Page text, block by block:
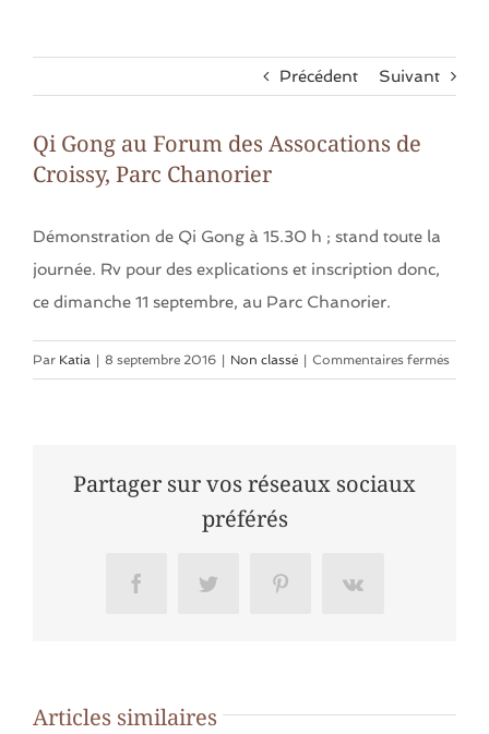
Précédent Suivant
Qi Gong au Forum des Assocations de
Croissy, Parc Chanorier
Démonstration de Qi Gong à 15.30 h ; stand toute la
journée. Rv pour des explications et inscription donc,
ce dimanche 11 septembre, au Parc Chanorier.
Par Katia 8 septembre 2016 Non classé Commentaires ferméssur
Partager sur vos réseaux sociaux
préférés
FacebookTwitter Pinterest Vk
Articles similaires